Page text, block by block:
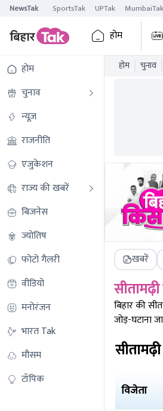
NewsTak SportsTak UPTak MumbaiTak
होम
होम
चुनाव
न्यूज़
राजनीति
एजुकेशन
राज्य की खबरें
बिजनेस
ज्योतिष
फोटो गैलरी
वीडियो
मनोरंजन
भारत Tak
मौसम
टॉपिक
होम चुनाव
खबरें
सीतामढ़ी
बिहार की
जोड़-घटाना
सीतामढ़ी
विजेता